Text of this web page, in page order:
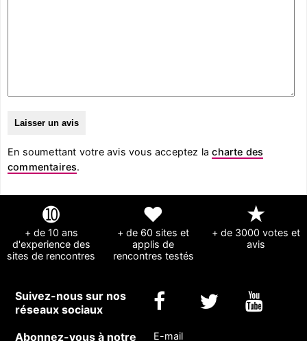
En soumettant votre avis vous acceptez lacharte des
commentaires.
➓
+ de 10 ans
d'experience des
sites de rencontres
❤
+ de 60 sites et
applis de
rencontres testés
★
+ de 3000 votes et
avis
Suivez-nous sur nos
réseaux sociaux
Abonnez-vous à notre
E-mail